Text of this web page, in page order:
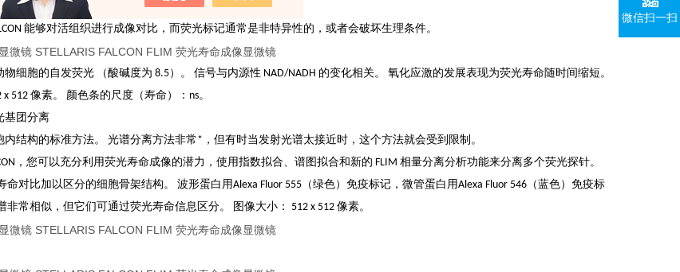
能够对活组织进行成像对比，而荧光标记通常是非特异性的，或者会破坏生理条件。
细胞的自发荧光 （酸碱度为 8.5）。 信号与内源性 NAD/NADH 的变化相关。 氧化应激的发展表现为荧光寿命随时间缩短。
512 像素。 颜色条的尺度（寿命）：ns。
基团分离
结构的标准方法。 光谱分离方法非常*，但有时当发射光谱太接近时，这个方法就会受到限制。
，您可以充分利用荧光寿命成像的潜力，使用指数拟合、谱图拟合和新的 FLIM 相量分离分析功能来分离多个荧光探针。
命对比加以区分的细胞骨架结构。 波形蛋白用Alexa Fluor 555（绿色）免疫标记，微管蛋白用Alexa Fluor 546（蓝色）免疫标
非常相似，但它们可通过荧光寿命信息区分。 图像大小： 512 x 512 像素。
微信扫一扫